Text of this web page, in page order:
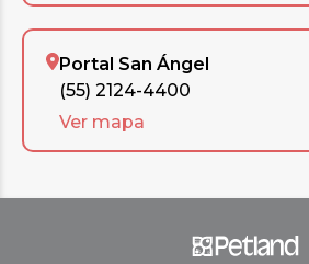
Portal San Ángel
(55) 2124-4400
Ver mapa